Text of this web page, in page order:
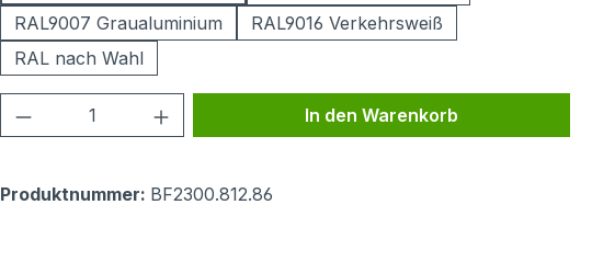
RAL9007 Graualuminium
RAL9016 Verkehrsweiß
RAL nach Wahl
Produkt Anzahl: Gib den gewünschten Wert
In den Warenkorb
Produktnummer: BF2300.812.86